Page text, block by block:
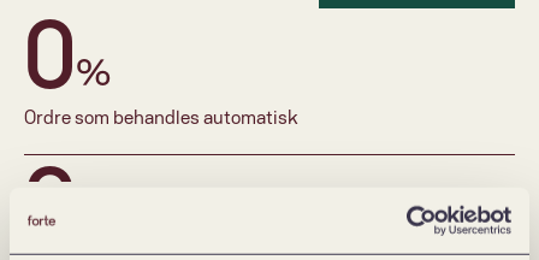
0%
Ordre som behandles automatisk
0